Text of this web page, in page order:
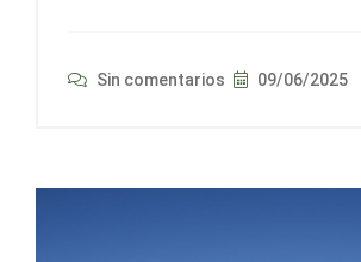
Sin comentarios 09/06/2025